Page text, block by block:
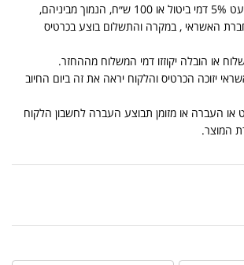
הכסף ששולם יוחזר למעט 5% דמי ביטול או 100 ש״ח, הנמוך מביניהם,
האשראי , במקרה והתשלום בוצע בכרטיס
או הובלה יקוזזו דמי המשלוח מההחזר.
יזוכה הכרטיס והלקוח יראה את זה ביום החיוב
העברה או מזומן תבוצע העברה לחשבון הלקוח